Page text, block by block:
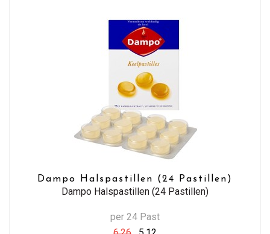
Dampo Halspastillen (24 Pastillen)
Dampo Halspastillen (24 Pastillen)
per 24 Past